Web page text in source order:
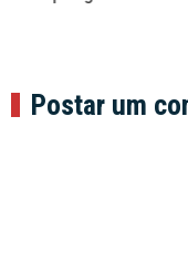
Postar um